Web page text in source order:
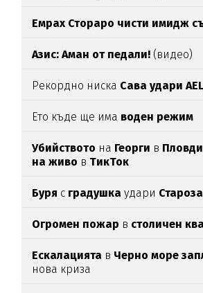
Емрах Стораро чисти имидж
Азис: Аман от педали! (видео)
Рекордно ниска Сава удари
Ето къде ще има воден режим
Убийството на Георги в
на живо в ТикТок
Буря с градушкаудари
Огромен пожар в столичен
Ескалацията в Черно море
нова криза